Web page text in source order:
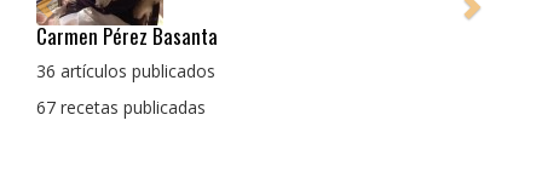
Pedro Manuel Collado Cruz
La cocina para mi es producto bien tratado sin
con un toque diferente